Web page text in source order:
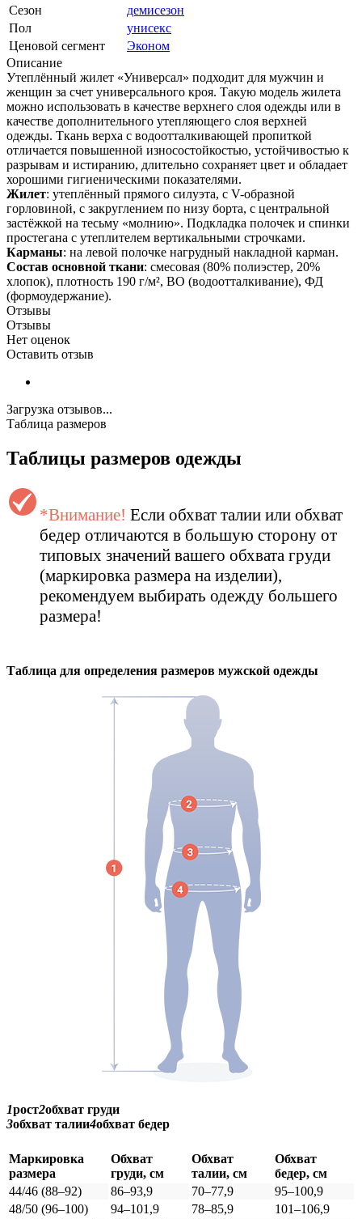
Сезон
демисезон
Пол
унисекс
Ценовой сегмент
Эконом
Описание
Утеплённый жилет «Универсал» подходит для мужчин и
женщин за счет универсального кроя. Такую модель жилета
можно использовать в качестве верхнего слоя одежды или в
качестве дополнительного утепляющего слоя верхней
одежды. Ткань верха с водоотталкивающей пропиткой
отличается повышенной износостойкостью, устойчивостью к
разрывам и истиранию, длительно сохраняет цвет и обладает
хорошими гигиеническими показателями.
Жилет: утеплённый прямого силуэта, с V-образной
горловиной, с закруглением по низу борта, с центральной
застёжкой на тесьму «молнию». Подкладка полочек и спинки
простегана с утеплителем вертикальными строчками.
Карманы: на левой полочке нагрудный накладной карман.
Состав основной ткани: смесовая (80% полиэстер, 20%
хлопок), плотность 190 г/м², ВО (водоотталкивание), ФД
(формоудержание).
Отзывы
Отзывы
Нет оценок
Оставить отзыв
Загрузка отзывов...
Таблица размеров
Таблицы размеров одежды
*Внимание! Если обхват талии или обхват
бедер отличаются в большую сторону от
типовых значений вашего обхвата груди
(маркировка размера на изделии),
рекомендуем выбирать одежду большего
размера!
Таблица для определения размеров мужской одежды
1рост2обхват груди
3обхват талии4обхват бедер
Маркировка
размера
Обхват
груди, см
Обхват
талии, см
Обхват
бедер, см
44/46 (88–92)
86–93,9 70–77,9
95–100,9
48/50 (96–100)
94–101,9 78–85,9
101–106,9